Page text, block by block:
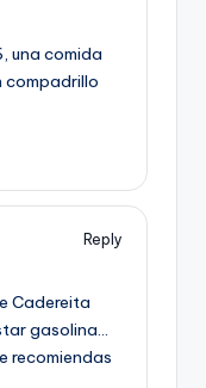
una comida
compadrillo
Reply
Cadereita
gasolina…
recomiendas